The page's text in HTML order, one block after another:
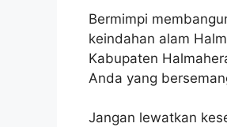
Bermimpi
keindahan alam
Kabupaten
Anda yang
Jangan lewatkan